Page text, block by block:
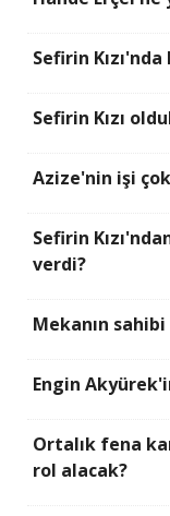
Sefirin
Sefirin Kızı
Azize'nin işi
Sefirin
verdi?
Mekanın
Engin
Ortalık fena
rol alacak?